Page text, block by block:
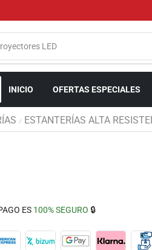
LED
INICIO OFERTAS ESPECIALES
/ ESTANTERÍAS ALTA
ES 100% SEGURO 🔒